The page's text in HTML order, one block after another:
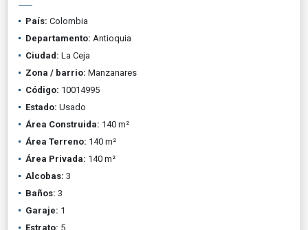
País: Colombia
Departamento: Antioquia
Ciudad: La Ceja
Zona / barrio: Manzanares
Código: 10014995
Estado: Usado
Área Construida: 140 m²
Área Terreno: 140 m²
Área Privada: 140 m²
Alcobas: 3
Baños: 3
Garaje: 1
Estrato: 5